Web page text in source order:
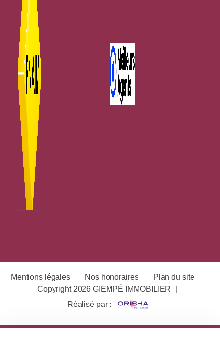
Mentions légales Nos honoraires
Plan du site
Copyright 2026 GIEMPÉ IMMOBILIER
Réalisé par :